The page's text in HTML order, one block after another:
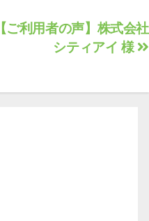
【ご利用者の声】株式会社
シティアイ 様